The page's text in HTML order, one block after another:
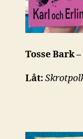
Tosse Bark –
Låt: